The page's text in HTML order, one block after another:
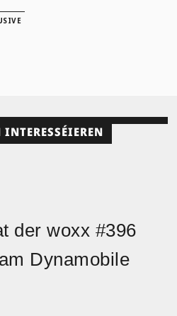
der woxx #396
Dynamobile